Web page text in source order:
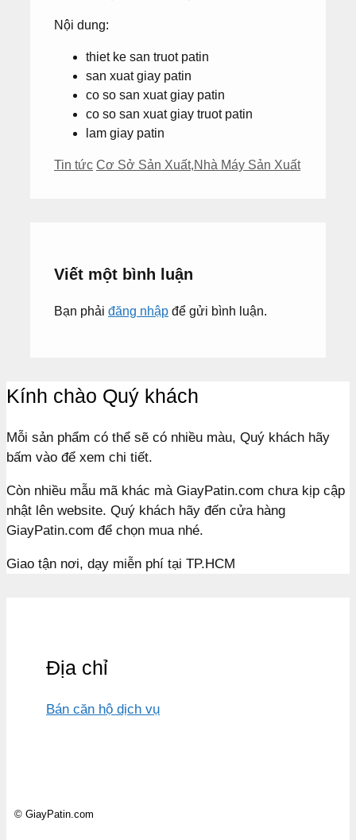
Nội dung:
thiet ke san truot patin
san xuat giay patin
co so san xuat giay patin
co so san xuat giay truot patin
lam giay patin
Danh
Tin tức Thẻ
Cơ Sở Sản Xuất,Nhà Máy Sản Xuất
Viết một bình luận
Bạn phải đăng nhập để gửi bình luận.
Kính chào Quý khách
Mỗi sản phẩm có thể sẽ có nhiều màu, Quý khách hãy
bấm vào để xem chi tiết.
Còn nhiều mẫu mã khác mà GiayPatin.com chưa kịp cập
nhật lên website. Quý khách hãy đến cửa hàng
GiayPatin.com để chọn mua nhé.
Giao tận nơi, dạy miễn phí tại TP.HCM
Địa chỉ
Bán căn hộ dịch vụ
© GiayPatin.com